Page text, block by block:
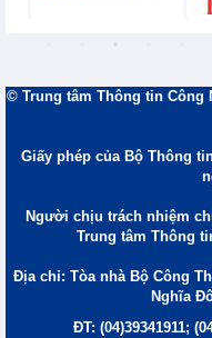
© Trung tâm Thông tin Công
Giấy phép của Bộ Thông
Người chịu trách nhiệm
Trung tâm Thông
Địa chỉ: Tòa nhà Bộ Công
Nghĩa
ĐT: (04)39341911;